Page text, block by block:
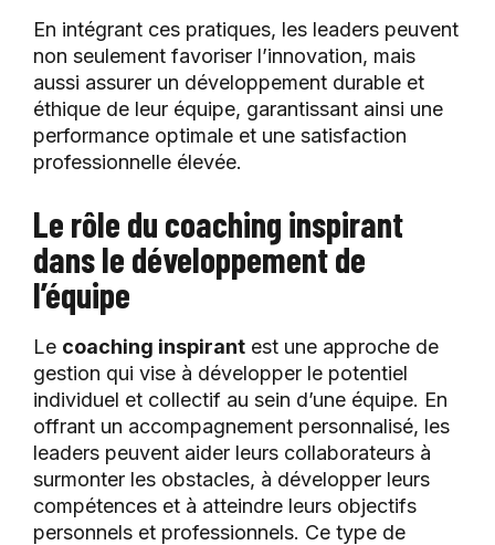
En intégrant ces pratiques, les leaders peuvent
non seulement favoriser l’innovation, mais
aussi assurer un développement durable et
éthique de leur équipe, garantissant ainsi une
performance optimale et une satisfaction
professionnelle élevée.
Le rôle du coaching inspirant
dans le développement de
l’équipe
Le coaching inspirant est une approche de
gestion qui vise à développer le potentiel
individuel et collectif au sein d’une équipe. En
offrant un accompagnement personnalisé, les
leaders peuvent aider leurs collaborateurs à
surmonter les obstacles, à développer leurs
compétences et à atteindre leurs objectifs
personnels et professionnels. Ce type de